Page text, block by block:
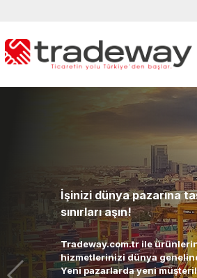
İşinizi dünya pazarına
sınırları aşın!
Tradeway.com.tr ile
hizmetlerinizi dünya
Yeni pazarlarda yeni